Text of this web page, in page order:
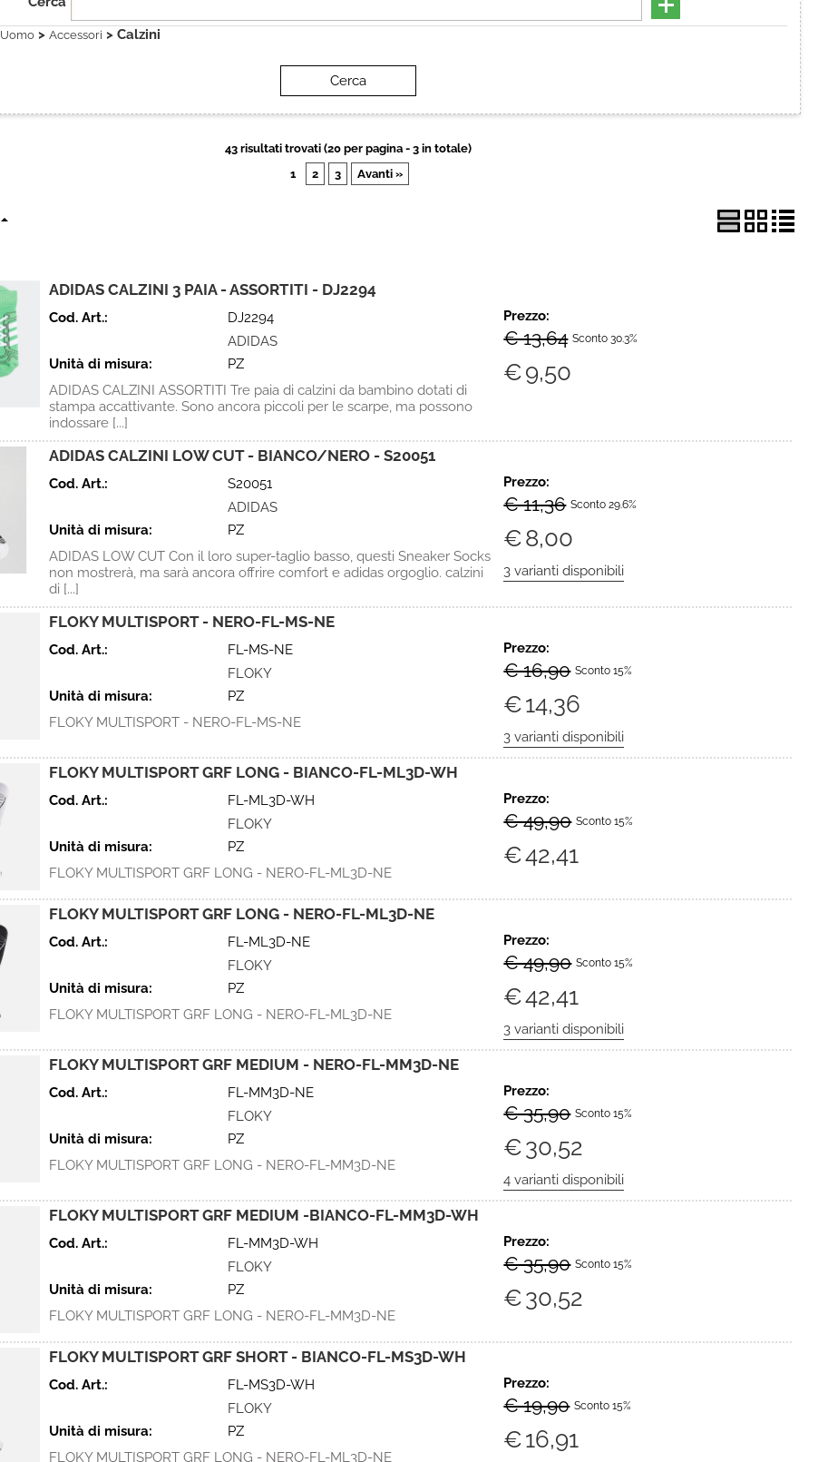
Uomo > Accessori > Calzini
43 risultati trovati (20 per pagina - 3 in totale)
1
2 3 Avanti »
ADIDAS CALZINI 3 PAIA - ASSORTITI - DJ2294
Cod. Art.:
DJ2294
ADIDAS
Unità di misura:
PZ
ADIDAS CALZINI ASSORTITI Tre paia di calzini da bambino dotati di
stampa accattivante. Sono ancora piccoli per le scarpe, ma possono
indossare [...]
Prezzo:
€ 13,64 Sconto 30.3%
€9,50
ADIDAS CALZINI LOW CUT - BIANCO/NERO - S20051
Cod. Art.:
S20051
ADIDAS
Unità di misura:
PZ
ADIDAS LOW CUT Con il loro super-taglio basso, questi Sneaker Socks
non mostrerà, ma sarà ancora offrire comfort e adidas orgoglio. calzini
di [...]
Prezzo:
€ 11,36 Sconto 29.6%
€8,00
FLOKY MULTISPORT - NERO-FL-MS-NE
Cod. Art.:
FL-MS-NE
FLOKY
Unità di misura:
PZ
FLOKY MULTISPORT - NERO-FL-MS-NE
Prezzo:
€ 16,90 Sconto 15%
€14,36
FLOKY MULTISPORT GRF LONG - BIANCO-FL-ML3D-WH
Cod. Art.:
FL-ML3D-WH
FLOKY
Unità di misura:
PZ
FLOKY MULTISPORT GRF LONG - NERO-FL-ML3D-NE
Prezzo:
€ 49,90 Sconto 15%
€42,41
FLOKY MULTISPORT GRF LONG - NERO-FL-ML3D-NE
Cod. Art.:
FL-ML3D-NE
FLOKY
Unità di misura:
PZ
FLOKY MULTISPORT GRF LONG - NERO-FL-ML3D-NE
Prezzo:
€ 49,90 Sconto 15%
€42,41
FLOKY MULTISPORT GRF MEDIUM - NERO-FL-MM3D-NE
Cod. Art.:
FL-MM3D-NE
FLOKY
Unità di misura:
PZ
FLOKY MULTISPORT GRF LONG - NERO-FL-MM3D-NE
Prezzo:
€ 35,90 Sconto 15%
€30,52
FLOKY MULTISPORT GRF MEDIUM -BIANCO-FL-MM3D-WH
Cod. Art.:
FL-MM3D-WH
FLOKY
Unità di misura:
PZ
FLOKY MULTISPORT GRF LONG - NERO-FL-MM3D-NE
Prezzo:
€ 35,90 Sconto 15%
€30,52
FLOKY MULTISPORT GRF SHORT - BIANCO-FL-MS3D-WH
Cod. Art.:
FL-MS3D-WH
FLOKY
Unità di misura:
PZ
FLOKY MULTISPORT GRF LONG - NERO-FL-ML3D-NE
Prezzo:
€ 19,90 Sconto 15%
€16,91